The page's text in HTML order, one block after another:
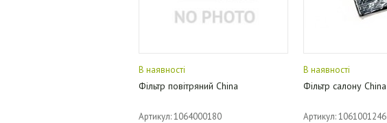
В наявності
Фільтр повітряний China
Артикул: 1064000180
В наявності
Фільтр салону China
Артикул: 1061001246